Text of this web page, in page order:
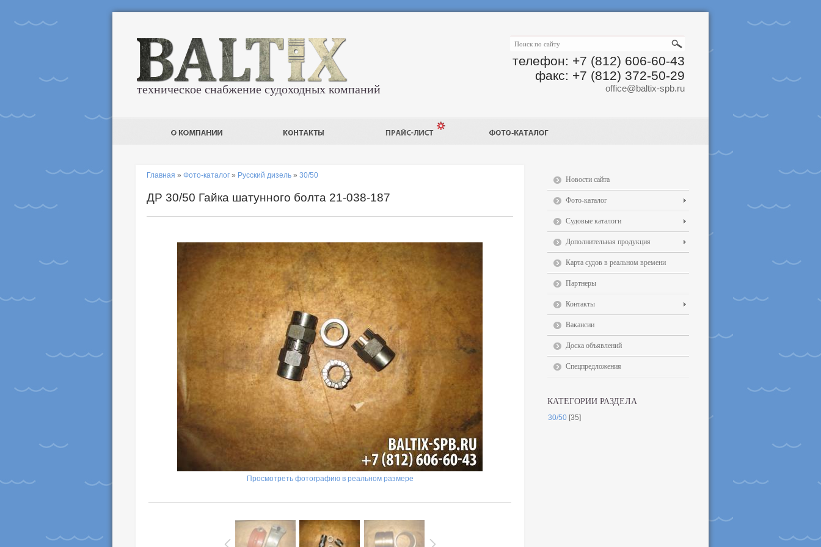
телефон: +7 (812) 606-60-43
факс: +7 (812) 372-50-29
office@baltix-spb.ru
техническое снабжение судоходных компаний
Главная » Фото-каталог » Русский дизель » 30/50
ДР 30/50 Гайка шатунного болта 21-038-187
Просмотреть фотографию в реальном размере
Новости сайта
Фото-каталог
Судовые каталоги
Дополнительная продукция
Карта судов в реальном времени
Партнеры
Контакты
Вакансии
Доска объявлений
Спецпредложения
КАТЕГОРИИ РАЗДЕЛА
30/50 [35]